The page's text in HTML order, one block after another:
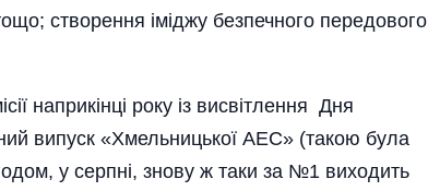
створення іміджу безпечного передового
наприкінці року із висвітлення Дня
випуск «Хмельницької АЕС» (такою була
у серпні, знову ж таки за №1 виходить